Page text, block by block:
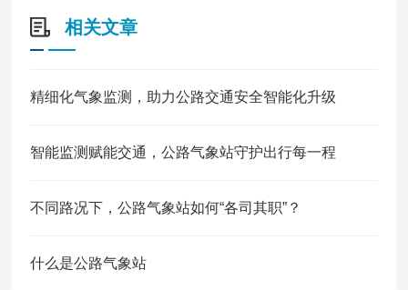
相关文章
精细化气象监测，助力公路交通安全智能化升级
智能监测赋能交通，公路气象站守护出行每一程
不同路况下，公路气象站如何“各司其职”？
什么是公路气象站